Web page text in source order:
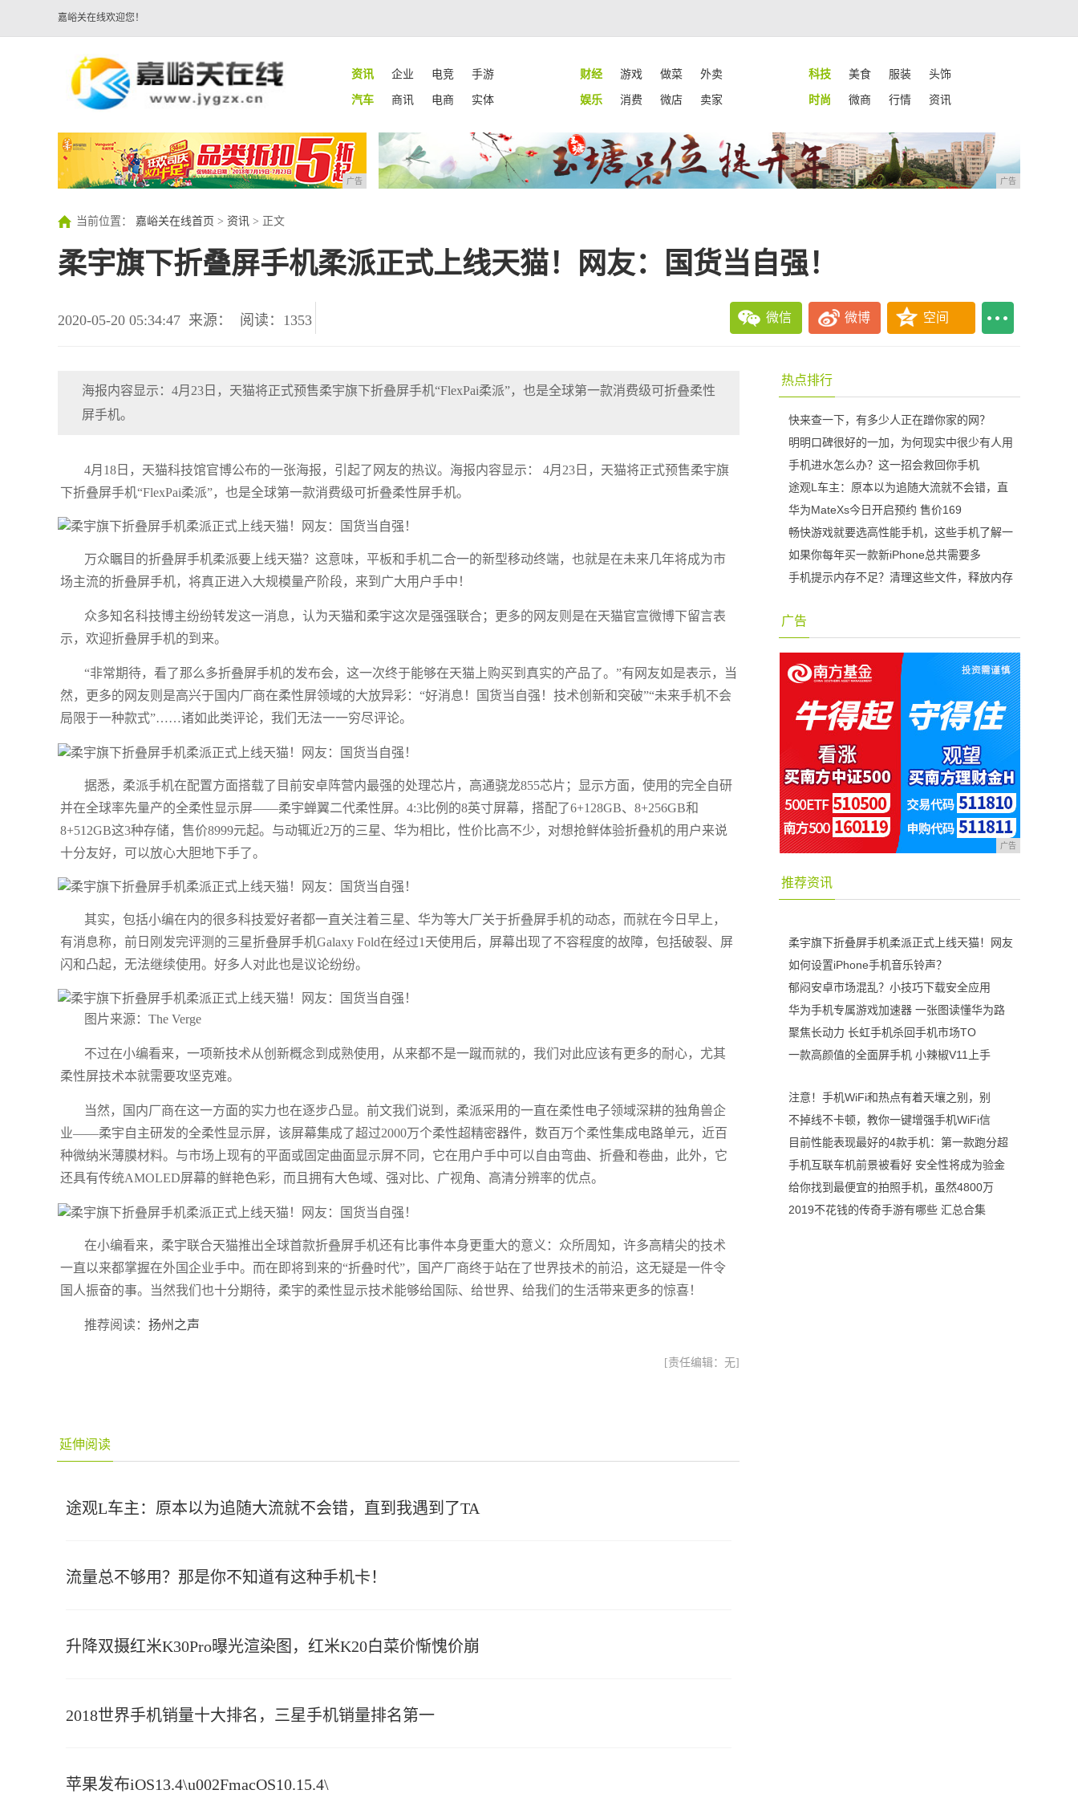
嘉峪关在线欢迎您！
资讯 企业 电竞 手游 财经 游戏 做菜 外卖 科技 美食 服装
头饰
汽车
商讯 电商 实体 娱乐 消费 微店 卖家 时尚 微商 行情 资讯
广告 广告
当前位置： 嘉峪关在线首页 > 资讯 > 正文
柔宇旗下折叠屏手机柔派正式上线天猫！网友：国货当自强！
2020-05-20 05:34:47 来源： 阅读：1353 微信 微博 空间
海报内容显示：4月23日，天猫将正式预售柔宇旗下折叠屏手机“FlexPai柔派”，也是全球第一款消费级可折叠柔性
屏手机。
4月18日，天猫科技馆官博公布的一张海报，引起了网友的热议。海报内容显示： 4月23日，天猫将正式预售柔宇旗
下折叠屏手机“FlexPai柔派”，也是全球第一款消费级可折叠柔性屏手机。
万众瞩目的折叠屏手机柔派要上线天猫？这意味，平板和手机二合一的新型移动终端，也就是在未来几年将成为市
场主流的折叠屏手机，将真正进入大规模量产阶段，来到广大用户手中！
众多知名科技博主纷纷转发这一消息，认为天猫和柔宇这次是强强联合；更多的网友则是在天猫官宣微博下留言表
示，欢迎折叠屏手机的到来。
“非常期待，看了那么多折叠屏手机的发布会，这一次终于能够在天猫上购买到真实的产品了。”有网友如是表示，当
然，更多的网友则是高兴于国内厂商在柔性屏领域的大放异彩：“好消息！国货当自强！技术创新和突破”“未来手机不会
局限于一种款式”……诸如此类评论，我们无法一一穷尽评论。
据悉，柔派手机在配置方面搭载了目前安卓阵营内最强的处理芯片，高通骁龙855芯片；显示方面，使用的完全自研
并在全球率先量产的全柔性显示屏——柔宇蝉翼二代柔性屏。4:3比例的8英寸屏幕，搭配了6+128GB、8+256GB和
8+512GB这3种存储，售价8999元起。与动辄近2万的三星、华为相比，性价比高不少，对想抢鲜体验折叠机的用户来说
十分友好，可以放心大胆地下手了。
其实，包括小编在内的很多科技爱好者都一直关注着三星、华为等大厂关于折叠屏手机的动态，而就在今日早上，
有消息称，前日刚发完评测的三星折叠屏手机Galaxy Fold在经过1天使用后，屏幕出现了不容程度的故障，包括破裂、屏
闪和凸起，无法继续使用。好多人对此也是议论纷纷。
图片来源：The Verge
不过在小编看来，一项新技术从创新概念到成熟使用，从来都不是一蹴而就的，我们对此应该有更多的耐心，尤其
柔性屏技术本就需要攻坚克难。
当然，国内厂商在这一方面的实力也在逐步凸显。前文我们说到，柔派采用的一直在柔性电子领域深耕的独角兽企
业——柔宇自主研发的全柔性显示屏，该屏幕集成了超过2000万个柔性超精密器件，数百万个柔性集成电路单元，近百
种微纳米薄膜材料。与市场上现有的平面或固定曲面显示屏不同，它在用户手中可以自由弯曲、折叠和卷曲，此外，它
还具有传统AMOLED屏幕的鲜艳色彩，而且拥有大色域、强对比、广视角、高清分辨率的优点。
在小编看来，柔宇联合天猫推出全球首款折叠屏手机还有比事件本身更重大的意义：众所周知，许多高精尖的技术
一直以来都掌握在外国企业手中。而在即将到来的“折叠时代”，国产厂商终于站在了世界技术的前沿，这无疑是一件令
国人振奋的事。当然我们也十分期待，柔宇的柔性显示技术能够给国际、给世界、给我们的生活带来更多的惊喜！
推荐阅读： 扬州之声
[责任编辑：无]
延伸阅读
途观L车主：原本以为追随大流就不会错，直到我遇到了TA
流量总不够用？那是你不知道有这种手机卡！
升降双摄红米K30Pro曝光渲染图，红米K20白菜价惭愧价崩
2018世界手机销量十大排名，三星手机销量排名第一
苹果发布iOS13.4\u002FmacOS10.15.4\
热点排行
快来查一下，有多少人正在蹭你家的网？
明明口碑很好的一加，为何现实中很少有人用
手机进水怎么办？这一招会救回你手机
途观L车主：原本以为追随大流就不会错，直
华为MateXs今日开启预约 售价169
畅快游戏就要选高性能手机，这些手机了解一
如果你每年买一款新iPhone总共需要多
手机提示内存不足？清理这些文件，释放内存
广告
广告
推荐资讯
柔宇旗下折叠屏手机柔派正式上线天猫！网友
如何设置iPhone手机音乐铃声？
郁闷安卓市场混乱？小技巧下载安全应用
华为手机专属游戏加速器 一张图读懂华为路
聚焦长动力 长虹手机杀回手机市场TO
一款高颜值的全面屏手机 小辣椒V11上手
注意！手机WiFi和热点有着天壤之别，别
不掉线不卡顿，教你一键增强手机WiFi信
目前性能表现最好的4款手机：第一款跑分超
手机互联车机前景被看好 安全性将成为验金
给你找到最便宜的拍照手机，虽然4800万
2019不花钱的传奇手游有哪些 汇总合集